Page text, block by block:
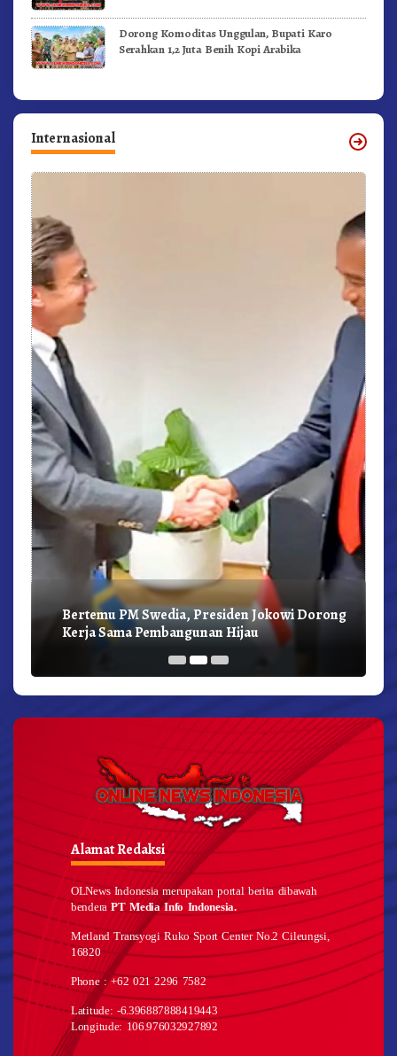
Dorong Komoditas Unggulan, Bupati Karo
Serahkan 1,2 Juta Benih Kopi Arabika
Internasional
Bertemu PM Swedia, Presiden Jokowi Dorong
Kerja Sama Pembangunan Hijau
Alamat Redaksi
OLNews Indonesia merupakan portal berita dibawah
benderaPT Media Info Indonesia.
Metland Transyogi Ruko Sport Center No.2 Cileungsi,
16820
Phone : +62 021 2296 7582
Latitude: -6.396887888419443
Longitude: 106.976032927892